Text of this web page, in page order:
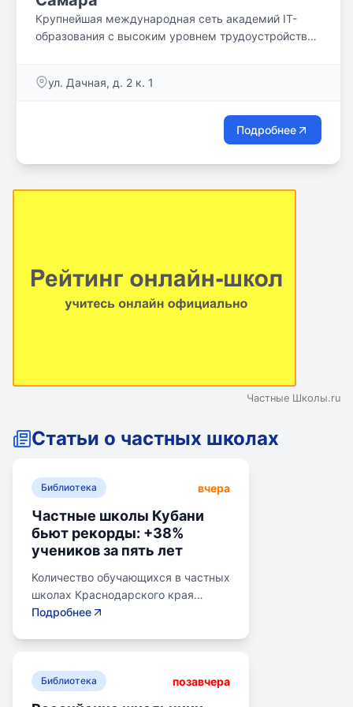
Крупнейшая международная сеть академий IT-
образования с высоким уровнем трудоустройства
ул. Дачная, д. 2 к. 1
Подробнее
Частные Школы.ru
Статьи о частных школах
Библиотека вчера
Частные школы Кубани
бьют рекорды: +38%
учеников за пять лет
Количество обучающихся в частных
школах Краснодарского края
выросло на 38% за последние пять
детей. Рост популярности частного
Подробнее
Библиотека позавчера